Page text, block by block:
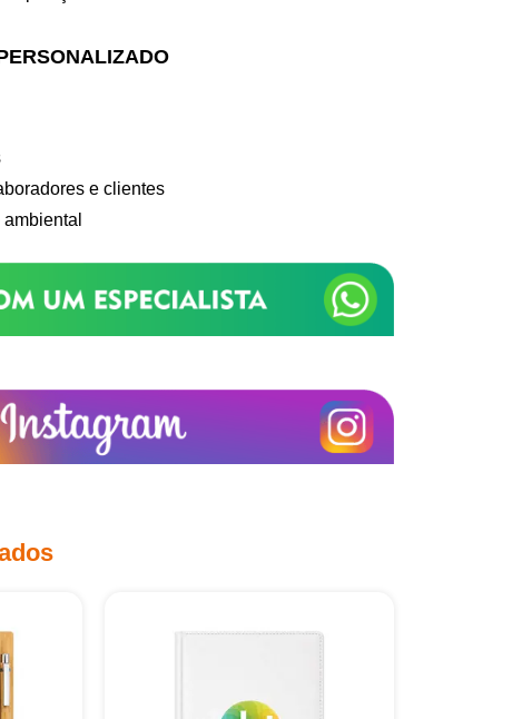
e clientes
+55
Eu concordo em receber comunicações.